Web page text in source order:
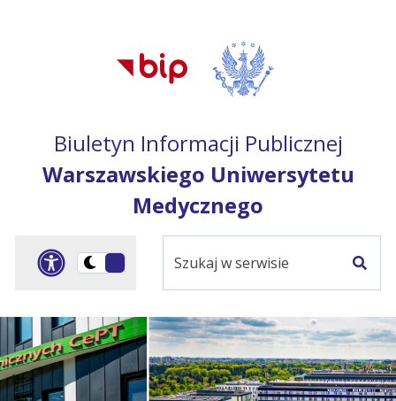
głównego menu
serwisu
Biuletyn Informacji Publicznej
Warszawskiego Uniwersytetu
Medycznego
Panel dostosowania
Przełącz
ciemną
serwisie